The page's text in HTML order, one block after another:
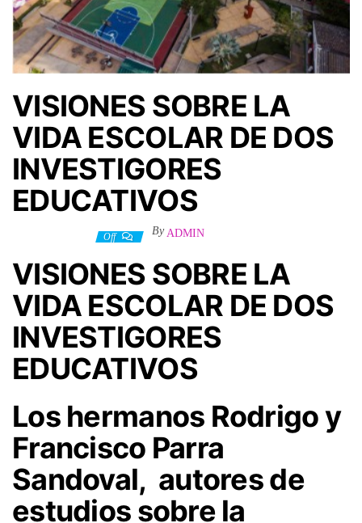
VISIONES SOBRE LA
VIDA ESCOLAR DE DOS
INVESTIGORES
EDUCATIVOS
Off By ADMIN
VISIONES SOBRE LA
VIDA ESCOLAR DE DOS
INVESTIGORES
EDUCATIVOS
Los hermanos Rodrigo y
Francisco Parra
Sandoval, autores de
estudios sobre la